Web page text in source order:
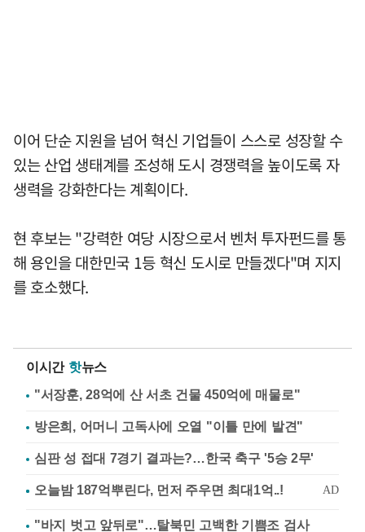
이어 단순 지원을 넘어 혁신 기업들이 스스로 성장할 수
있는 산업 생태계를 조성해 도시 경쟁력을 높이도록 자
생력을 강화한다는 계획이다.
현 후보는 "강력한 여당 시장으로서 벤처 투자펀드를 통
해 용인을 대한민국 1등 혁신 도시로 만들겠다"며 지지
를 호소했다.
이시간 핫뉴스
"서장훈, 28억에 산 서초 건물 450억에 매물로"
방은희, 어머니 고독사에 오열 "이틀 만에 발견"
심판 성 접대 7경기 결과는?…한국 축구 '5승 2무'
"바지 벗고 앞뒤로"…탈북민 고백한 기쁨조 검사